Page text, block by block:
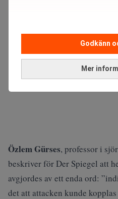
Mer
Godkänn
Özlem Gürses, professor i
beskriver för Der Spiegel att
avgjordes av ett enda ord:
det att attacken kunde